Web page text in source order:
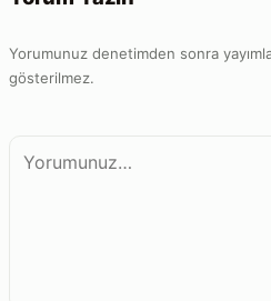
Yorumunuz denetimden sonra
gösterilmez.
Yorum